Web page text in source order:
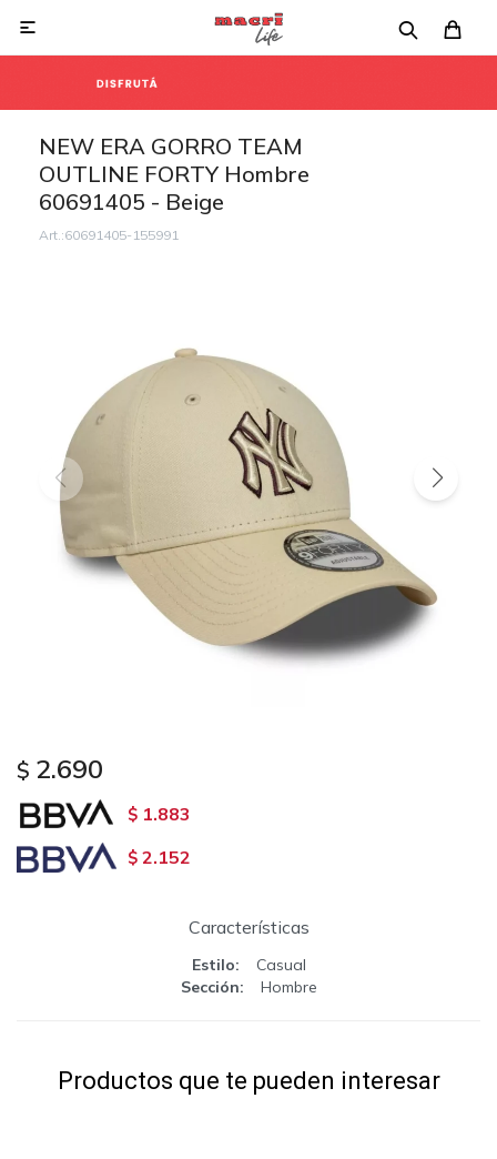

NEW ERA GORRO TEAM
OUTLINE FORTY Hombre
60691405 - Beige
60691405-155991
$ 2.690
$ 1.883
$ 2.152
Características
Estilo
Casual
Sección
Hombre
Productos que te pueden interesar